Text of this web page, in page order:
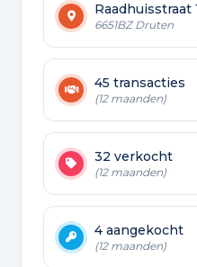
Raadhuisstraat
6651BZ Druten
45 transacties
(12 maanden)
32 verkocht
(12 maanden)
4 aangekocht
(12 maanden)